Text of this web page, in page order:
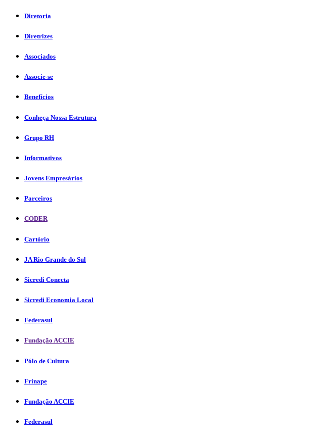
Diretoria
Diretrizes
Associados
Associe-se
Benefícios
Conheça Nossa Estrutura
Grupo RH
Informativos
Jovens Empresários
Parceiros
CODER
Cartório
JA Rio Grande do Sul
Sicredi Conecta
Sicredi Economia Local
Federasul
Fundação ACCIE
Pólo de Cultura
Frinape
Fundação ACCIE
Federasul